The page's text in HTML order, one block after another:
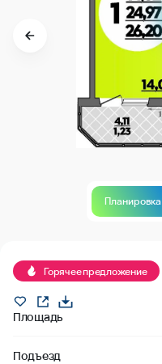
Планировка
Горячее предложение
Площадь
Подъезд